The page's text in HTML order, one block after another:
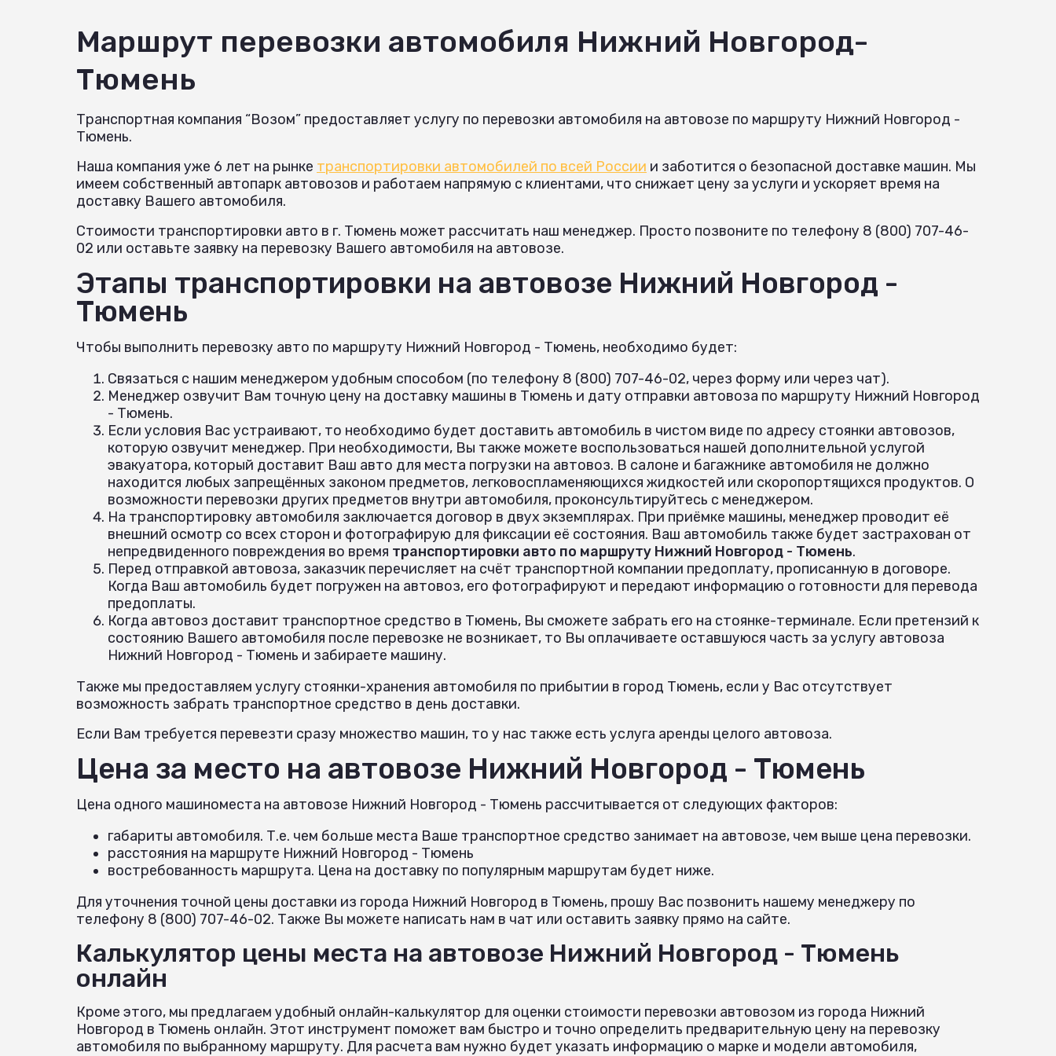
Маршрут перевозки автомобиля Нижний Новгород-
Тюмень
Транспортная компания “Возом” предоставляет услугу по перевозки автомобиля на автовозе по маршруту Нижний Новгород -
Тюмень.
Наша компания уже 6 лет на рынке транспортировки автомобилей по всей России и заботится о безопасной доставке машин. Мы
имеем собственный автопарк автовозов и работаем напрямую с клиентами, что снижает цену за услуги и ускоряет время на
доставку Вашего автомобиля.
Стоимости транспортировки авто в г. Тюмень может рассчитать наш менеджер. Просто позвоните по телефону 8 (800) 707-46-
02 или оставьте заявку на перевозку Вашего автомобиля на автовозе.
Этапы транспортировки на автовозе Нижний Новгород -
Тюмень
Чтобы выполнить перевозку авто по маршруту Нижний Новгород - Тюмень, необходимо будет:
Связаться с нашим менеджером удобным способом (по телефону 8 (800) 707-46-02, через форму или через чат).
Менеджер озвучит Вам точную цену на доставку машины в Тюмень и дату отправки автовоза по маршруту Нижний Новгород
- Тюмень.
Если условия Вас устраивают, то необходимо будет доставить автомобиль в чистом виде по адресу стоянки автовозов,
которую озвучит менеджер. При необходимости, Вы также можете воспользоваться нашей дополнительной услугой
эвакуатора, который доставит Ваш авто для места погрузки на автовоз. В салоне и багажнике автомобиля не должно
находится любых запрещённых законом предметов, легковоспламеняющихся жидкостей или скоропортящихся продуктов. О
возможности перевозки других предметов внутри автомобиля, проконсультируйтесь с менеджером.
На транспортировку автомобиля заключается договор в двух экземплярах. При приёмке машины, менеджер проводит её
внешний осмотр со всех сторон и фотографирую для фиксации её состояния. Ваш автомобиль также будет застрахован от
непредвиденного повреждения во время транспортировки авто по маршруту Нижний Новгород - Тюмень.
Перед отправкой автовоза, заказчик перечисляет на счёт транспортной компании предоплату, прописанную в договоре.
Когда Ваш автомобиль будет погружен на автовоз, его фотографируют и передают информацию о готовности для перевода
предоплаты.
Когда автовоз доставит транспортное средство в Тюмень, Вы сможете забрать его на стоянке-терминале. Если претензий к
состоянию Вашего автомобиля после перевозке не возникает, то Вы оплачиваете оставшуюся часть за услугу автовоза
Нижний Новгород - Тюмень и забираете машину.
Также мы предоставляем услугу стоянки-хранения автомобиля по прибытии в город Тюмень, если у Вас отсутствует
возможность забрать транспортное средство в день доставки.
Если Вам требуется перевезти сразу множество машин, то у нас также есть услуга аренды целого автовоза.
Цена за место на автовозе Нижний Новгород - Тюмень
Цена одного машиноместа на автовозе Нижний Новгород - Тюмень рассчитывается от следующих факторов:
габариты автомобиля. Т.е. чем больше места Ваше транспортное средство занимает на автовозе, чем выше цена перевозки.
расстояния на маршруте Нижний Новгород - Тюмень
востребованность маршрута. Цена на доставку по популярным маршрутам будет ниже.
Для уточнения точной цены доставки из города Нижний Новгород в Тюмень, прошу Вас позвонить нашему менеджеру по
телефону 8 (800) 707-46-02. Также Вы можете написать нам в чат или оставить заявку прямо на сайте.
Калькулятор цены места на автовозе Нижний Новгород - Тюмень
онлайн
Кроме этого, мы предлагаем удобный онлайн-калькулятор для оценки стоимости перевозки автовозом из города Нижний
Новгород в Тюмень онлайн. Этот инструмент поможет вам быстро и точно определить предварительную цену на перевозку
автомобиля по выбранному маршруту. Для расчета вам нужно будет указать информацию о марке и модели автомобиля,